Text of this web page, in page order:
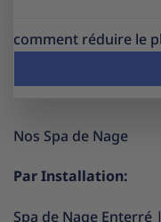
comment réduire le
Nos Spa de Nage
Par Installation:
Spa de Nage Enterré |